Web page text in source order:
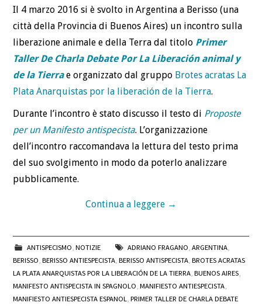
Il 4 marzo 2016 si è svolto in Argentina a Berisso (una
città della Provincia di Buenos Aires) un incontro sulla
liberazione animale e della Terra dal titolo Primer
Taller De Charla Debate Por La Liberación animal y
de la Tierrae organizzato dal gruppo Brotes acratas La
Plata Anarquistas por la liberación de la Tierra.
Durante l’incontro è stato discusso il testo di Proposte
per un Manifesto antispecista. L’organizzazione
dell’incontro raccomandava la lettura del testo prima
del suo svolgimento in modo da poterlo analizzare
pubblicamente.
Continua a leggere →
ANTISPECISMO, NOTIZIE ADRIANO FRAGANO, ARGENTINA,
BERISSO,BERISSO ANTIESPECISTA,BERISSO ANTISPECISTA,BROTES ACRATAS
LA PLATA ANARQUISTAS POR LA LIBERACIÓN DE LA TIERRA,BUENOS AIRES,
MANIFESTO ANTISPECISTA IN SPAGNOLO,MANIFIESTO ANTIESPECISTA,
MANIFIESTO ANTIESPECISTA ESPANOL,PRIMER TALLER DE CHARLA DEBATE